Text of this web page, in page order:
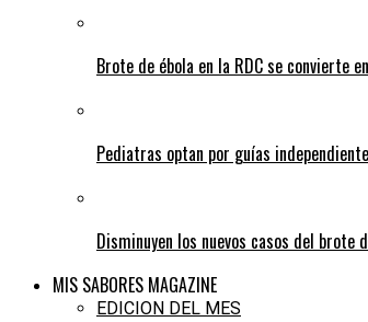
Brote de ébola en la RDC se convierte
Pediatras optan por guías
Disminuyen los nuevos casos del brote
MIS SABORES MAGAZINE
EDICION DEL MES